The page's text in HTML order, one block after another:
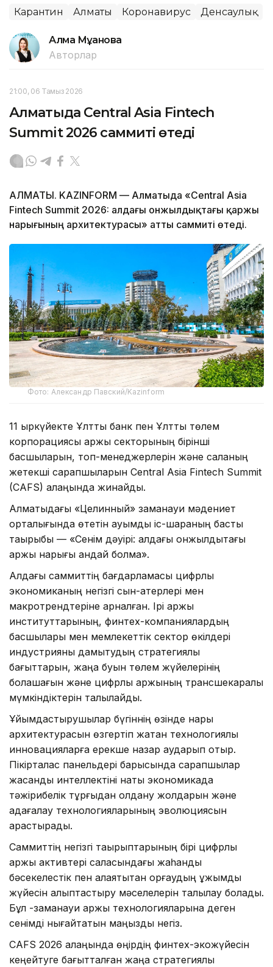
Карантин Алматы Коронавирус Денсаулық
Алма Мұқанова
Авторлар
21:00, 06 Тамыз 2026
Алматыда Central Asia Fintech
Summit 2026 саммиті өтеді
АЛМАТЫ. KAZINFORM — Алматыда «Central Asia
Fintech Summit 2026: алдағы онжылдықтағы қаржы
нарығының архитектурасы» атты саммиті өтеді.
Фото: Александр Павский/Kazinform
11 қыркүйекте Ұлттық банк пен Ұлттық төлем
корпорациясы қаржы секторының бірінші
басшыларын, топ-менеджерлерін және саланың
жетекші сарапшыларын Central Asia Fintech Summit
(CAFS) алаңында жинайды.
Алматыдағы «Целинный» заманауи мәдениет
орталығында өтетін ауқымды іс-шараның басты
тақырыбы — «Сенім дәуірі: алдағы онжылдықтағы
қаржы нарығы қандай болмақ».
Алдағы саммиттің бағдарламасы цифрлық
экономиканың негізгі сын-қатерлері мен
макротрендтеріне арналған. Ірі қаржы
институттарының, финтех-компаниялардың
басшылары мен мемлекеттік сектор өкілдері
индустрияны дамытудың стратегиялық
бағыттарын, жаңа буын төлем жүйелерінің
болашағын және цифрлық қаржының трансшекаралық
мүмкіндіктерін талқылайды.
Ұйымдастырушылар бүгіннің өзінде нарық
архитектурасын өзгертіп жатқан технологиялық
инновацияларға ерекше назар аударып отыр.
Пікірталас панельдері барысында сарапшылар
жасанды интеллектіні нақты экономикада
тәжірибелік тұрғыдан қолдану жолдарын және
қадағалау технологияларының эволюциясын
қарастырады.
Саммиттің негізгі тақырыптарының бірі цифрлық
қаржы активтері саласындағы жаһандық
бәсекелестік пен алаяқтықтан қорғаудың ұжымдық
жүйесін қалыптастыру мәселелерін талқылау болады.
Бұл -заманауи қаржы технологияларына деген
сенімді нығайтатын маңызды негіз.
CAFS 2026 алаңында өңірдің финтех-экожүйесін
кеңейтуге бағытталған жаңа стратегиялық